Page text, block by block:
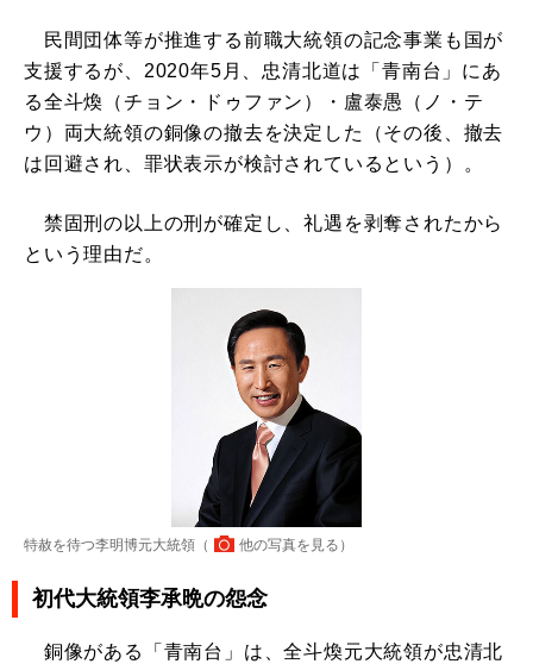
民間団体等が推進する前職大統領の記念事業も国が
支援するが、2020年5月、忠清北道は「青南台」にあ
る全斗煥（チョン・ドゥファン）・盧泰愚（ノ・テ
ウ）両大統領の銅像の撤去を決定した（その後、撤去
は回避され、罪状表示が検討されているという）。
禁固刑の以上の刑が確定し、礼遇を剥奪されたから
という理由だ。
特赦を待つ李明博元大統領（ 他の写真を見る ）
初代大統領李承晩の怨念
銅像がある「青南台」は、全斗煥元大統領が忠清北